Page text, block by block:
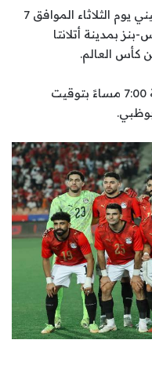
يلتقي منتخب مصر مع نظيره الأرجنتيني يوم الثلاثاء الموافق 7
بنز بمدينة أتلانتا
ومن المقرر أن تنطلق المباراة الساعة 7:00 مساءً بتوقيت